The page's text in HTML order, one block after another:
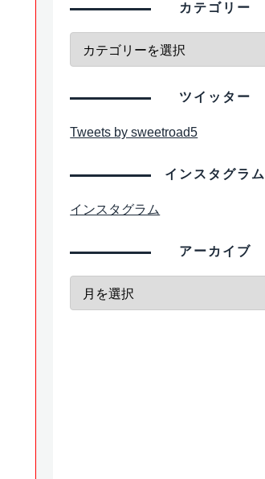
カテゴリー
ツイッター
Tweets by sweetroad5
インスタグラム
インスタグラム
アーカイブ